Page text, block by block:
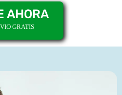
AHORA
GRATIS